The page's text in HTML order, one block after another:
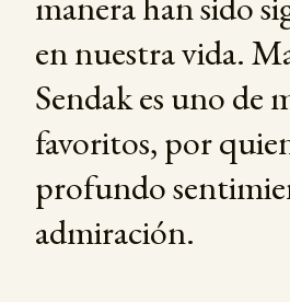
en nuestra vida.
Sendak es uno de
favoritos, por
profundo
admiración.